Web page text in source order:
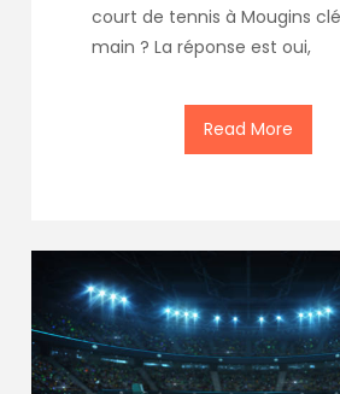
court de tennis à Mougins
main ? La réponse est oui,
Read More